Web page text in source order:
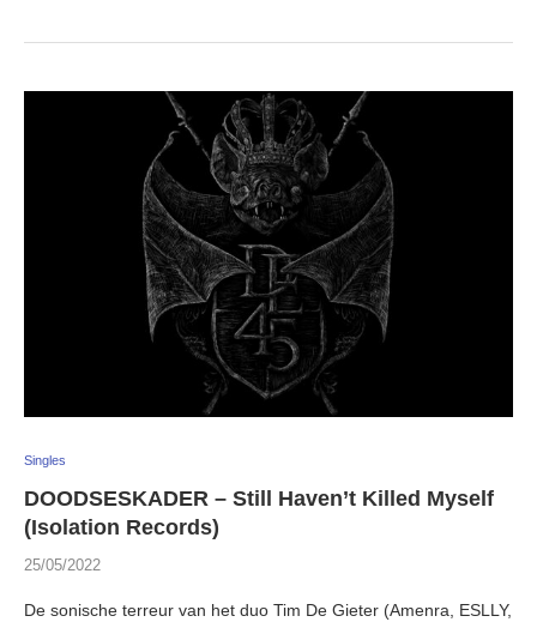
Singles
DOODSESKADER – Still Haven’t Killed Myself
(Isolation Records)
25/05/2022
De sonische terreur van het duo Tim De Gieter (Amenra, ESLLY,